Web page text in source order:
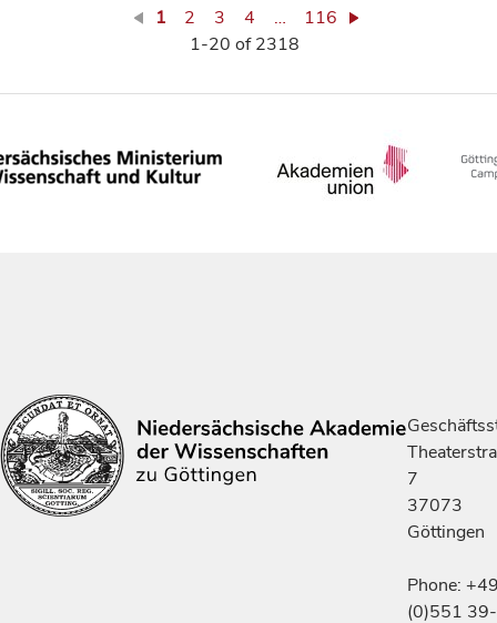
1 2 3 4 …
116
1-20 of 2318
7
37073
Göttingen
Phone:
(0)551 39-